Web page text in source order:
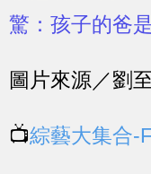
驚：孩子的爸
圖片來源／劉
📺綜藝大集合-